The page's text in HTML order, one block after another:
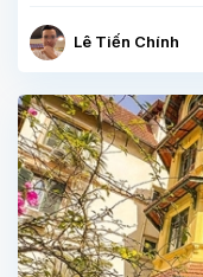
Lê Tiến Chính